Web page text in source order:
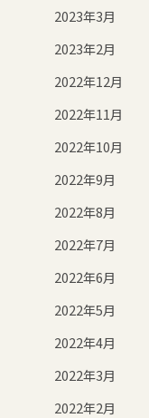
2023年3月
2023年2月
2022年12月
2022年11月
2022年10月
2022年9月
2022年8月
2022年7月
2022年6月
2022年5月
2022年4月
2022年3月
2022年2月